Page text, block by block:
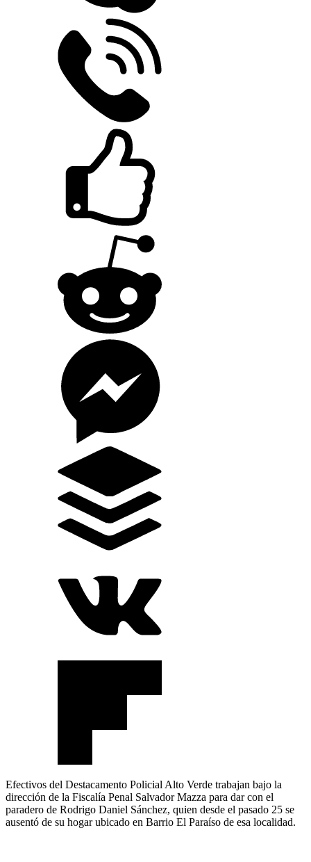
Efectivos del Destacamento Policial Alto Verde trabajan bajo la
dirección de la Fiscalía Penal Salvador Mazza para dar con el
paradero de Rodrigo Daniel Sánchez, quien desde el pasado 25 se
ausentó de su hogar ubicado en Barrio El Paraíso de esa localidad.